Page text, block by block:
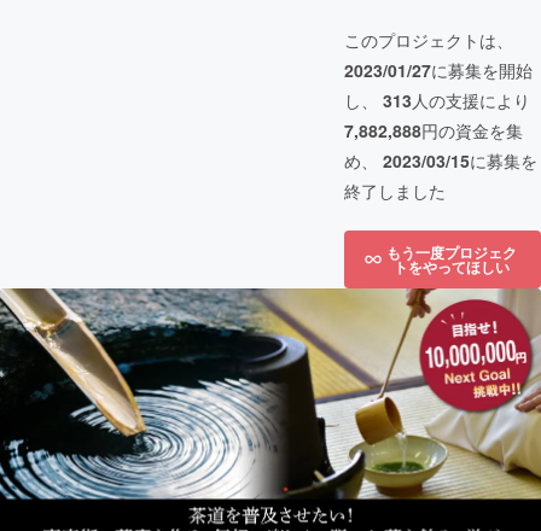
このプロジェクトは、
2023/01/27に募集を開始
し、 313人の支援により
7,882,888円の資金を集
め、 2023/03/15に募集を
終了しました
もう一度プロジェク
トをやってほしい